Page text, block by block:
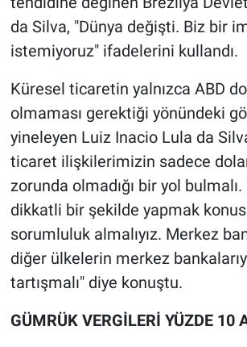
da Silva, "Dünya değişti. Biz bir
istemiyoruz" ifadelerini kullandı.
Küresel ticaretin yalnızca ABD
olmaması gerektiği yönündeki
yineleyen Luiz Inacio Lula da
ticaret ilişkilerimizin sadece
zorunda olmadığı bir yol
dikkatli bir şekilde yapmak
sorumluluk almalıyız. Merkez
diğer ülkelerin merkez
tartışmalı" diye konuştu.
GÜMRÜK VERGİLERİ YÜZDE 10